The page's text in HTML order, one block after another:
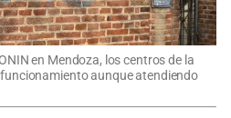
en Mendoza, los centros de la
aunque atendiendo